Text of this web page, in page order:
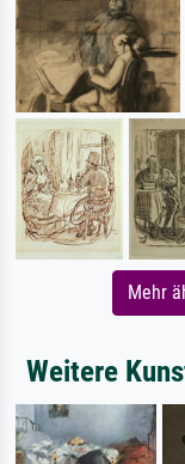
Mehr
Weitere